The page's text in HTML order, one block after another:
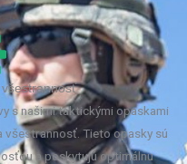
s našimi taktickými opaskami
všestrannosť. Tieto opasky sú
a poskytujú optimálnu